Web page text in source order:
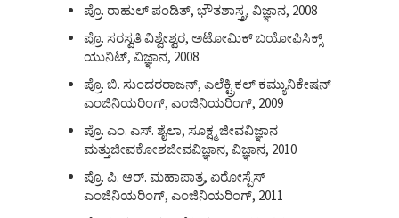
ಪ್ರೊ. ರಾಹುಲ್ ಪಂಡಿತ್, ಭೌತಶಾಸ್ತ್ರ, ವಿಜ್ಞಾನ, 2008
ಪ್ರೊ. ಸರಸ್ವತಿ ವಿಶ್ವೇಶ್ವರ, ಅಟೋಮಿಕ್ ಬಯೋಫಿಸಿಕ್ಸ್
ಯುನಿಟ್, ವಿಜ್ಞಾನ, 2008
ಪ್ರೊ. ಬಿ. ಸುಂದರರಾಜನ್, ಎಲೆಕ್ಟ್ರಿಕಲ್ ಕಮ್ಯುನಿಕೇಷನ್
ಎಂಜಿನಿಯರಿಂಗ್, ಎಂಜಿನಿಯರಿಂಗ್, 2009
ಪ್ರೊ. ಎಂ. ಎಸ್. ಶೈಲಾ, ಸೂಕ್ಷ್ಮ ಜೀವವಿಜ್ಞಾನ
ಮತ್ತುಜೀವಕೋಶಜೀವವಿಜ್ಞಾನ, ವಿಜ್ಞಾನ, 2010
ಪ್ರೊ. ಪಿ. ಆರ್. ಮಹಾಪಾತ್ರ, ಏರೋಸ್ಪೆಸ್
ಎಂಜಿನಿಯರಿಂಗ್, ಎಂಜಿನಿಯರಿಂಗ್, 2011